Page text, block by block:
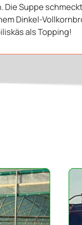
Die Suppe
Dinkel-
als Topping!